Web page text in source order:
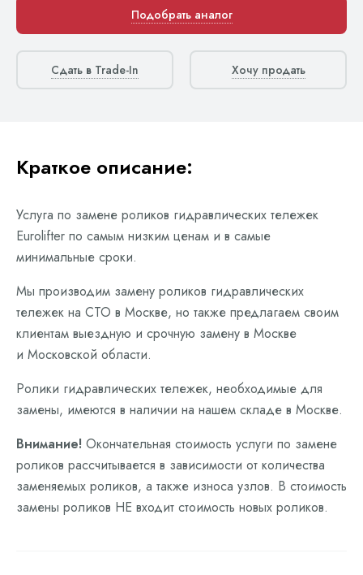
Подобрать аналог
Сдать в Trade-In Хочу продать
Краткое описание:
Услуга по замене роликов гидравлических тележек
Eurolifter по самым низким ценам и в самые
минимальные сроки.
Мы производим замену роликов гидравлических
тележек на СТО в Москве, но также предлагаем своим
клиентам выездную и срочную замену в Москве
и Московской области.
Ролики гидравлических тележек, необходимые для
замены, имеются в наличии на нашем складе в Москве.
Внимание! Окончательная стоимость услуги по замене
роликов рассчитывается в зависимости от количества
заменяемых роликов, а также износа узлов. В стоимость
замены роликов НЕ входит стоимость новых роликов.